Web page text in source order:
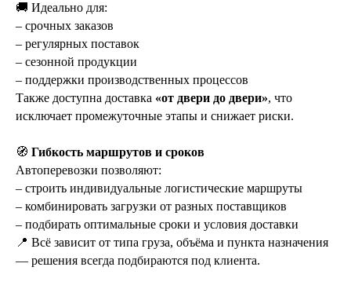
🚚 Идеально для:
– срочных заказов
– регулярных поставок
– сезонной продукции
– поддержки производственных процессов
Также доступна доставка «от двери до двери», что
исключает промежуточные этапы и снижает риски.
🧭 Гибкость маршрутов и сроков
Автоперевозки позволяют:
– строить индивидуальные логистические маршруты
– комбинировать загрузки от разных поставщиков
– подбирать оптимальные сроки и условия доставки
📍 Всё зависит от типа груза, объёма и пункта назначения
— решения всегда подбираются под клиента.